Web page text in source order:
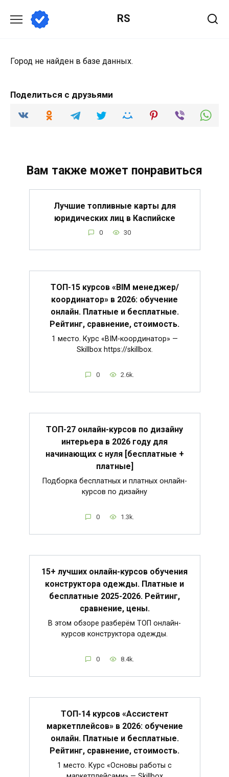
содержанию
RS
Город не найден в базе данных.
Поделиться с друзьями
Вам также может понравиться
Лучшие топливные карты для
юридических лиц в Каспийске
0 30
ТОП-15 курсов «BIM менеджер/
координатор» в 2026: обучение
онлайн. Платные и бесплатные.
Рейтинг, сравнение, стоимость.
1 место. Курс «BIM-координатор» —
Skillbox https://skillbox.
0 2.6k.
ТОП-27 онлайн-курсов по дизайну
интерьера в 2026 году для
начинающих с нуля [бесплатные +
платные]
Подборка бесплатных и платных онлайн-
курсов по дизайну
0 1.3k.
15+ лучших онлайн-курсов обучения
конструктора одежды. Платные и
бесплатные 2025-2026. Рейтинг,
сравнение, цены.
В этом обзоре разберём ТОП онлайн-
курсов конструктора одежды.
0 8.4k.
ТОП-14 курсов «Ассистент
маркетплейсов» в 2026: обучение
онлайн. Платные и бесплатные.
Рейтинг, сравнение, стоимость.
1 место. Курс «Основы работы с